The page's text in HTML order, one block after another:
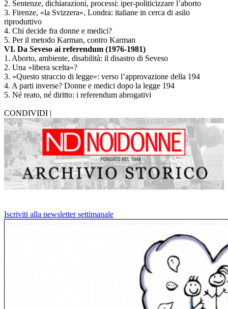
2. Sentenze, dichiarazioni, processi: iper-politicizzare l’aborto
3. Firenze, «la Svizzera», Londra: italiane in cerca di asilo
riproduttivo
4. Chi decide fra donne e medici?
5. Per il metodo Karman, contro Karman
VI. Da Seveso ai referendum (1976-1981)
1. Aborto, ambiente, disabilità: il disastro di Seveso
2. Una «libera scelta»?
3. «Questo straccio di legge»: verso l’approvazione della 194
4. A parti inverse? Donne e medici dopo la legge 194
5. Né reato, né diritto: i referendum abrogativi
CONDIVIDI |
Iscriviti alla newsletter settimanale